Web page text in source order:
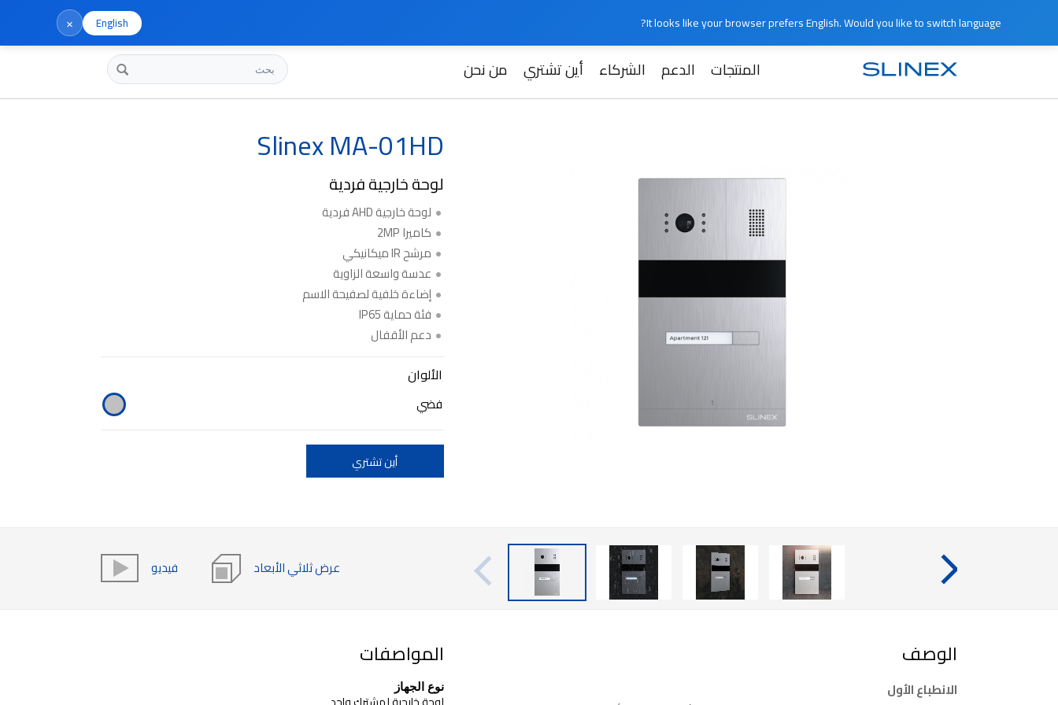
It looks like your browser prefers English. Would you like to switch language?
English
×
المنتجات الدعم الشركاء أين تشتري من نحن بحث الرئيسية المنتجات اللوحات الخارجية Slinex MA-01HD
Slinex MA-01HD
لوحة خارجية فردية
لوحة خارجية AHD فردية
كاميرا 2MP
مرشح IR ميكانيكي
عدسة واسعة الزاوية
إضاءة خلفية لصفيحة الاسم
فئة حماية IP65
دعم الأقفال
الألوان
فضي
أين تشتري
فيديو عرض ثلاثي الأبعاد
الوصف
الانطباع الأول
المواصفات
نوع الجهاز